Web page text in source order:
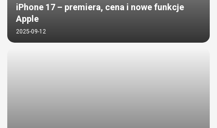
iPhone 17 – premiera, cena i nowe funkcje
Apple
2025-09-12